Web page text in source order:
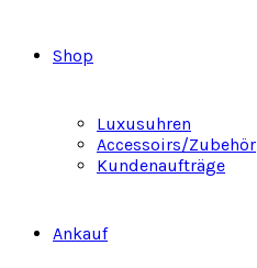
Shop
Luxusuhren
Accessoirs/Zubehör
Kundenaufträge
Ankauf